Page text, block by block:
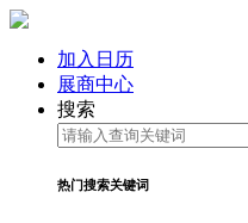
加入日历
展商中心
搜索
热门搜索关键词